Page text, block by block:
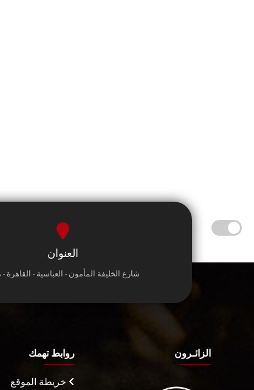
العنوان
شارع الخليفة المأمون - العباسية - القاهرة
الزائـرون روابط تهمك
خريطة الموقع